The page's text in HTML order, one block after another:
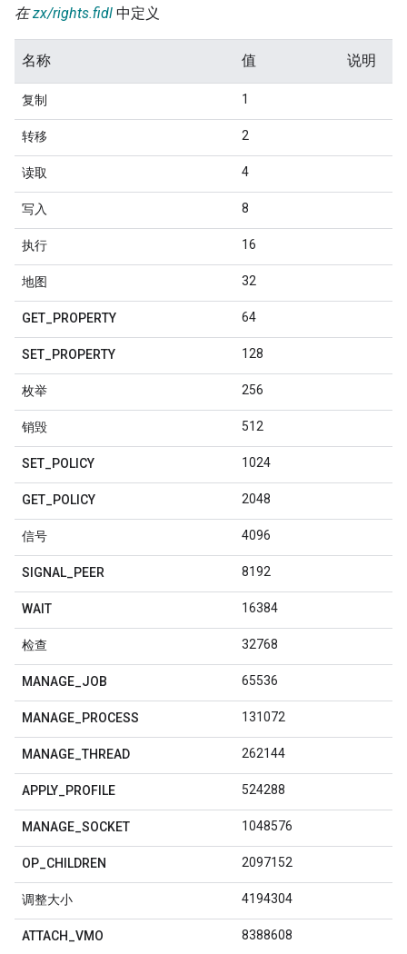
在zx/rights.fidl 中定义
名称 值 说明
复制 1
转移 2
读取 4
写入 8
执行 16
地图 32
GET PROPERTY 64
SET PROPERTY 128
枚举 256
销毁 512
SET POLICY 1024
GET POLICY 2048
信号 4096
SIGNAL PEER 8192
WAIT 16384
检查 32768
MANAGE JOB 65536
MANAGE PROCESS 131072
MANAGE THREAD 262144
APPLY PROFILE 524288
MANAGE SOCKET 1048576
OP CHILDREN 2097152
调整大小 4194304
ATTACH VMO 8388608